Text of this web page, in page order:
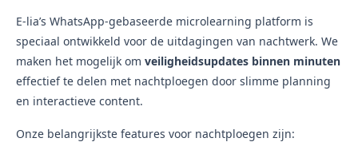
E-lia’s WhatsApp-gebaseerde microlearning platform is
speciaal ontwikkeld voor de uitdagingen van nachtwerk. We
maken het mogelijk om veiligheidsupdates binnen minuten
effectief te delen met nachtploegen door slimme planning
en interactieve content.
Onze belangrijkste features voor nachtploegen zijn: